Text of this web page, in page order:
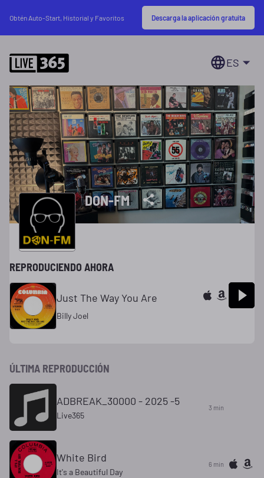
Obtén Auto-Start, Historial y Favoritos Descarga la aplicación gratuita
ES
DON-FM
REPRODUCIENDO AHORA
Just The Way You Are
Billy Joel
ÚLTIMA REPRODUCCIÓN
ADBREAK_30000 - 2025 -5
Live365
3 min
White Bird
It's a Beautiful Day
6 min